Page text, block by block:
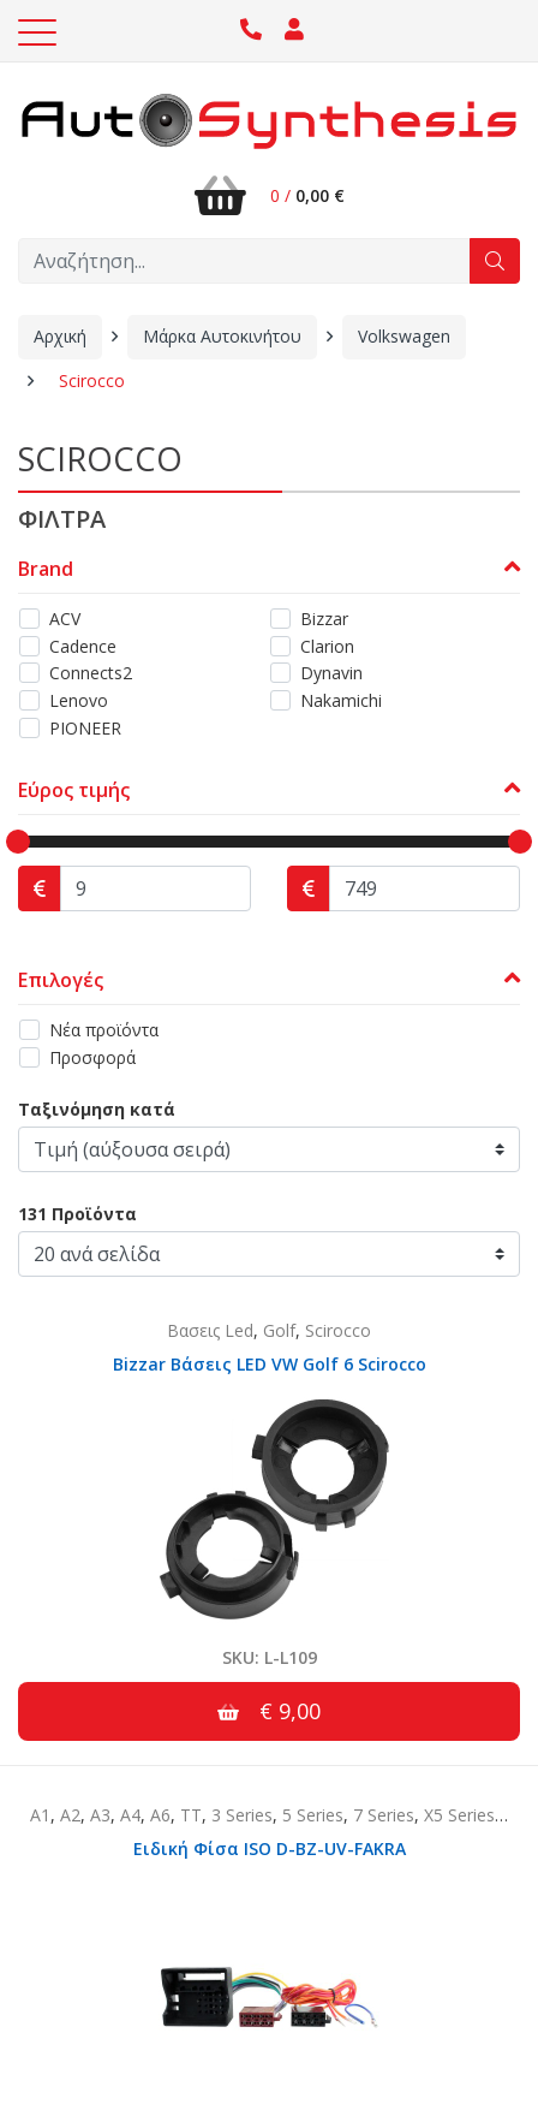
0 / 0,00 €
Αρχική Μάρκα Αυτοκινήτου
Volkswagen
Scirocco
SCIROCCO
ΦΙΛΤΡΑ
Brand
ACV
Bizzar
Cadence
Clarion
Connects2
Dynavin
Lenovo
Nakamichi
PIONEER
Εύρος τιμής
Επιλογές
Νέα προϊόντα
Προσφορά
Ταξινόμηση κατά
131 Προϊόντα
Βασεις Led, Golf, Scirocco
Bizzar Βάσεις LED VW Golf 6 Scirocco
SKU: L-L109
€ 9,00
A1 , A2, A3, A4, A6, TT, 3 Series, 5 Series, 7 Series, X5 Series,Z4
Ειδική Φίσα ISO D-BZ-UV-FAKRA